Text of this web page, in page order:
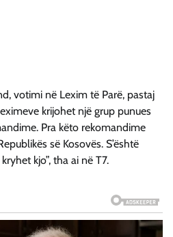
votimi në Lexim të Parë, pastaj
krijohet një grup punues
Pra këto rekomandime
së Kosovës. S’është
kjo”, tha ai në T7.